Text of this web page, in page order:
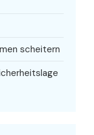
scheitern